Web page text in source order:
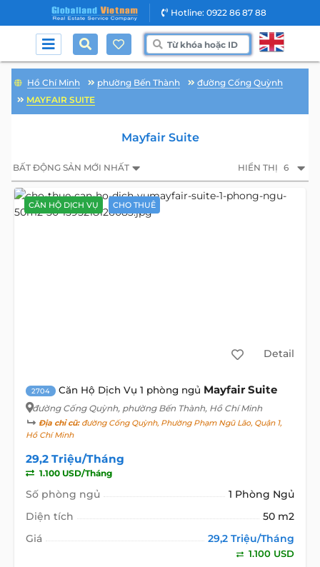
Hotline: 0922 86 87 88
Hồ Chí Minh phường Bến Thành
đường Cống Quỳnh
MAYFAIR SUITE
Mayfair Suite
BẤT ĐỘNG SẢN MỚI NHẤT HIỂN THỊ 6
CĂN HỘ DỊCH VỤ CHO THUÊ
Detail
2704 Căn Hộ Dịch Vụ 1 phòng ngủ Mayfair Suite
đường Cống Quỳnh, phường Bến Thành, Hồ Chí Minh
Địa chỉ cũ:đường Cống Quỳnh, Phường Phạm Ngũ Lão, Quận 1,
Hồ Chí Minh
29,2 Triệu/Tháng
1.100 USD/Tháng
Số phòng ngủ
1 Phòng Ngủ
Diện tích
50 m2
Giá
29,2 Triệu/Tháng
1.100 USD